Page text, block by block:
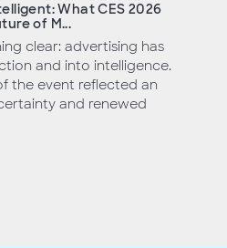
What CES 2026
of M...
clear: advertising has
and into intelligence.
the event reflected an
and renewed